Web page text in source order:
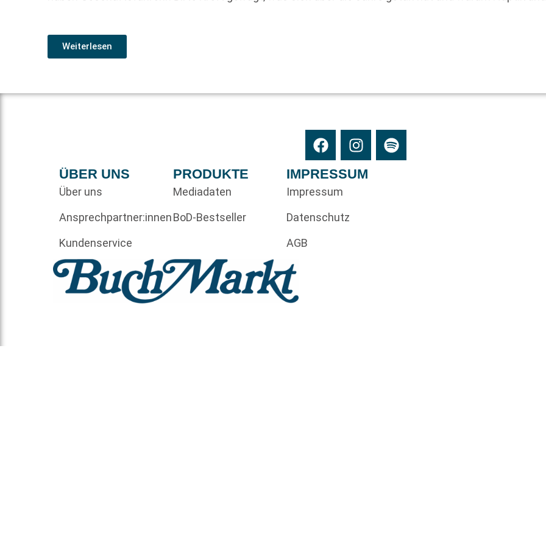
Weiterlesen
ÜBER UNS
Über uns
Ansprechpartner:innen
Kundenservice
PRODUKTE
Mediadaten
BoD-Bestseller
IMPRESSUM
Impressum
Datenschutz
AGB